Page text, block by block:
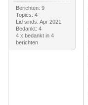
Berichten: 9
Topics: 4
Lid sinds: Apr 2021
Bedankt: 4
4 x bedankt in 4
berichten